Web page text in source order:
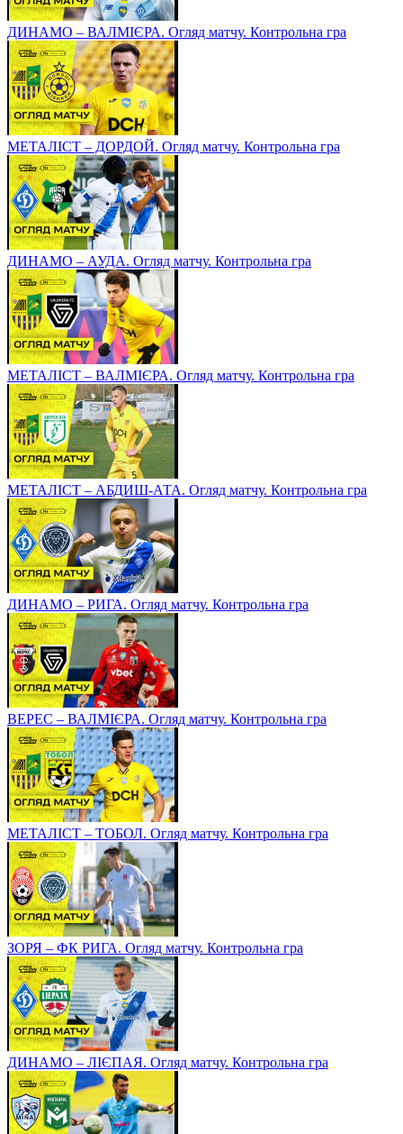
ДИНАМО – ВАЛМІЄРА. Огляд матчу. Контрольна гра
МЕТАЛІСТ – ДОРДОЙ. Огляд матчу. Контрольна гра
ДИНАМО – АУДА. Огляд матчу. Контрольна гра
МЕТАЛІСТ – ВАЛМІЄРА. Огляд матчу. Контрольна гра
МЕТАЛІСТ – АБДИШ-АТА. Огляд матчу. Контрольна гра
ДИНАМО – РИГА. Огляд матчу. Контрольна гра
ВЕРЕС – ВАЛМІЄРА. Огляд матчу. Контрольна гра
МЕТАЛІСТ – ТОБОЛ. Огляд матчу. Контрольна гра
ЗОРЯ – ФК РИГА. Огляд матчу. Контрольна гра
ДИНАМО – ЛІЄПАЯ. Огляд матчу. Контрольна гра